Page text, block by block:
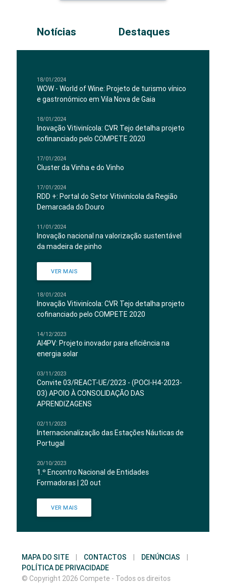
Notícias Destaques
18/01/2024
WOW - World of Wine: Projeto de turismo vínico
e gastronómico em Vila Nova de Gaia
18/01/2024
Inovação Vitivinícola: CVR Tejo detalha projeto
cofinanciado pelo COMPETE 2020
17/01/2024
Cluster da Vinha e do Vinho
17/01/2024
RDD +: Portal do Setor Vitivinícola da Região
Demarcada do Douro
11/01/2024
Inovação nacional na valorização sustentável
da madeira de pinho
VER MAIS
18/01/2024
Inovação Vitivinícola: CVR Tejo detalha projeto
cofinanciado pelo COMPETE 2020
14/12/2023
AI4PV: Projeto inovador para eficiência na
energia solar
03/11/2023
Convite 03/REACT-UE/2023 - (POCI-H4-2023-
03) APOIO À CONSOLIDAÇÃO DAS
APRENDIZAGENS
02/11/2023
Internacionalização das Estações Náuticas de
Portugal
20/10/2023
1.º Encontro Nacional de Entidades
Formadoras | 20 out
VER MAIS
MAPA DO SITE | CONTACTOS | DENÚNCIAS
|
POLÍTICA DE PRIVACIDADE
© Copyright 2026 Compete - Todos os direitos